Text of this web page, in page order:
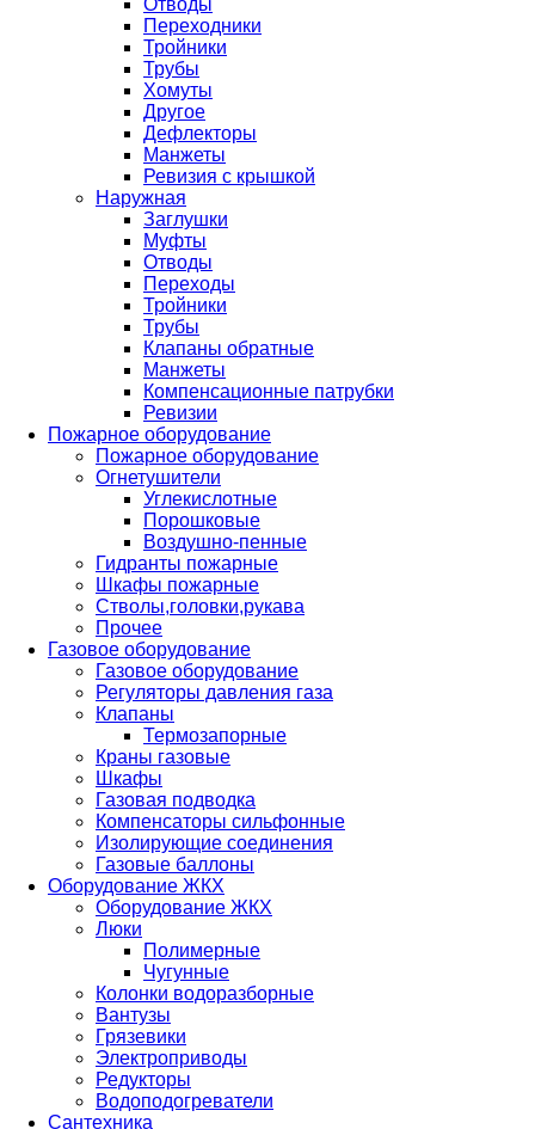
Отводы
Переходники
Тройники
Трубы
Хомуты
Другое
Дефлекторы
Манжеты
Ревизия с крышкой
Наружная
Заглушки
Муфты
Отводы
Переходы
Тройники
Трубы
Клапаны обратные
Манжеты
Компенсационные патрубки
Ревизии
Пожарное оборудование
Пожарное оборудование
Огнетушители
Углекислотные
Порошковые
Воздушно-пенные
Гидранты пожарные
Шкафы пожарные
Стволы,головки,рукава
Прочее
Газовое оборудование
Газовое оборудование
Регуляторы давления газа
Клапаны
Термозапорные
Краны газовые
Шкафы
Газовая подводка
Компенсаторы сильфонные
Изолирующие соединения
Газовые баллоны
Оборудование ЖКХ
Оборудование ЖКХ
Люки
Полимерные
Чугунные
Колонки водоразборные
Вантузы
Грязевики
Электроприводы
Редукторы
Водоподогреватели
Сантехника